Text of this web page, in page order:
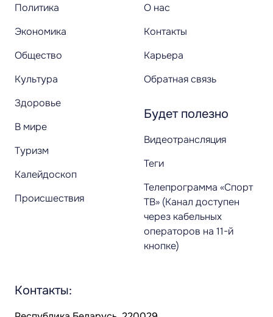
Политика
Экономика
Общество
Культура
Здоровье
В мире
Туризм
Калейдоскоп
Происшествия
О нас
Контакты
Карьера
Обратная связь
Будет полезно
Видеотрансляция
Теги
Телепрограмма «Спорт
ТВ» (Канал доступен
через кабельных
операторов на 11-й
кнопке)
Контакты: